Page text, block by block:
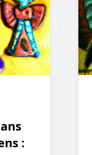
: